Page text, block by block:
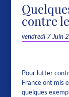
contre
vendredi 7 Juin
Pour lutter
France ont mis
quelques